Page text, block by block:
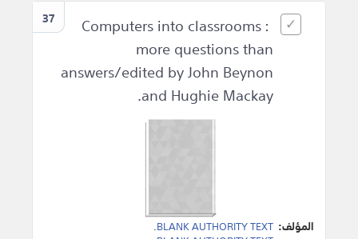
37
Computers into classrooms :
more questions than
answers/edited by John Beynon
and Hughie Mackay.
المؤلف: BLANK AUTHORITY TEXT
.